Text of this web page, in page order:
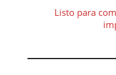
Listo para